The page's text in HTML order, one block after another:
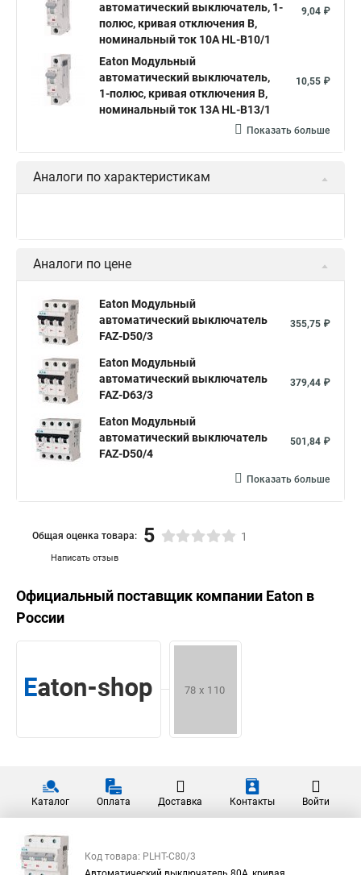
автоматический выключатель, 1-
полюс, кривая отключения B,
номинальный ток 10А HL-B10/1
9,04 ₽
Eaton Модульный
автоматический выключатель,
1-полюс, кривая отключения B,
номинальный ток 13А HL-B13/1
10,55 ₽
Показать больше
Аналоги по характеристикам
Аналоги по цене
Eaton Модульный
автоматический выключатель
FAZ-D50/3
355,75 ₽
Eaton Модульный
автоматический выключатель
FAZ-D63/3
379,44 ₽
Eaton Модульный
автоматический выключатель
FAZ-D50/4
501,84 ₽
Показать больше
Написать отзыв
Общая оценка товара: 5 1
Официальный поставщик компании Eaton в
России
Каталог Оплата Доставка Контакты Войти
Код товара: PLHT-C80/3